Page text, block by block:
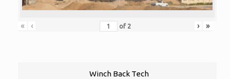
« ‹ of 2 › »
Winch Back Tech